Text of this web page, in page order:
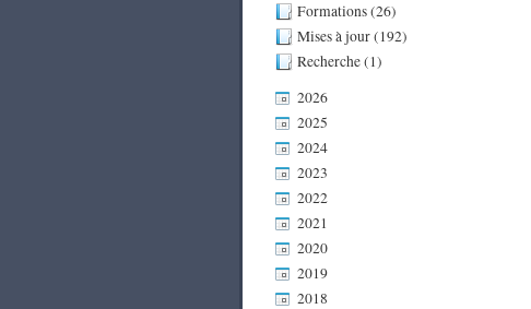
Formations (26)
Mises à jour (192)
Recherche (1)
2026
2025
2024
2023
2022
2021
2020
2019
2018